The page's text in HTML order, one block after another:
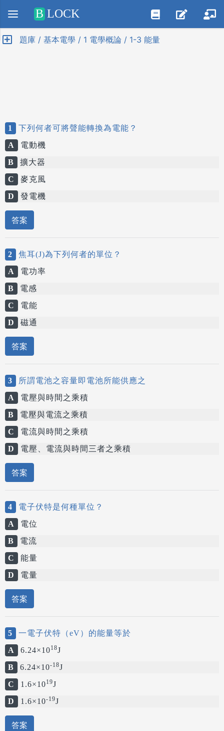
Positive SSL
B LOCK
題庫 / 基本電學 / 1 電學概論 / 1-3 能量
1
下列何者可將聲能轉換為電能？
A
電動機
B
擴大器
C
麥克風
D
發電機
答案
2
焦耳(J)為下列何者的單位？
A
電功率
B
電感
C
電能
D
磁通
答案
3
所謂電池之容量即電池所能供應之
A
電壓與時間之乘積
B
電壓與電流之乘積
C
電流與時間之乘積
D
電壓、電流與時間三者之乘積
答案
4
電子伏特是何種單位？
A
電位
B
電流
C
能量
D
電量
答案
5
一電子伏特（eV）的能量等於
A
6.24×1018J
B
6.24×10-18J
C
1.6×1019J
D
1.6×10-19J
答案